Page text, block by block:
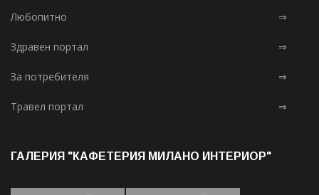
Любопитно ⇒
Здравен портал ⇒
За потребителя ⇒
Травел портал ⇒
ГАЛЕРИЯ "КАФЕТЕРИЯ МИЛАНО ИНТЕРИОР"